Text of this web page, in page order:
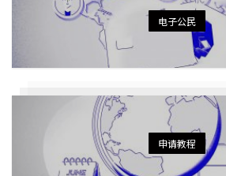
电子公民
申请教程